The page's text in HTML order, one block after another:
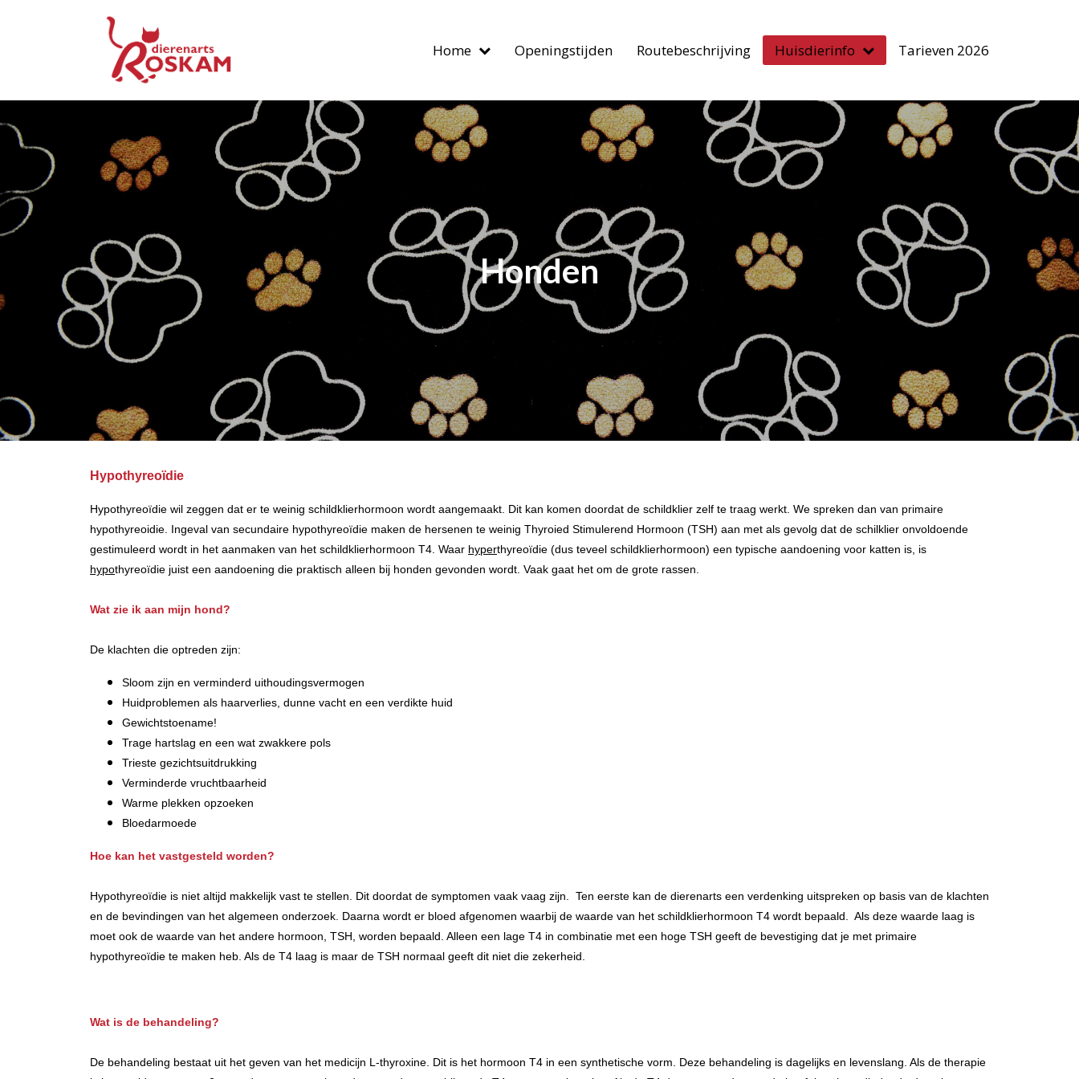
Home Openingstijden Routebeschrijving Huisdierinfo Tarieven 2026
Honden
Hypothyreoïdie
Hypothyreoïdie wil zeggen dat er te weinig schildklierhormoon wordt aangemaakt. Dit kan komen doordat de schildklier zelf te traag werkt. We spreken dan van primaire
hypothyreoidie. Ingeval van secundaire hypothyreoïdie maken de hersenen te weinig Thyroied Stimulerend Hormoon (TSH) aan met als gevolg dat de schilklier onvoldoende
gestimuleerd wordt in het aanmaken van het schildklierhormoon T4. Waar hyperthyreoïdie (dus teveel schildklierhormoon) een typische aandoening voor katten is, is
hypothyreoïdie juist een aandoening die praktisch alleen bij honden gevonden wordt. Vaak gaat het om de grote rassen.
Wat zie ik aan mijn hond?
De klachten die optreden zijn:
Sloom zijn en verminderd uithoudingsvermogen
Huidproblemen als haarverlies, dunne vacht en een verdikte huid
Gewichtstoename!
Trage hartslag en een wat zwakkere pols
Trieste gezichtsuitdrukking
Verminderde vruchtbaarheid
Warme plekken opzoeken
Bloedarmoede
Hoe kan het vastgesteld worden?
Hypothyreoïdie is niet altijd makkelijk vast te stellen. Dit doordat de symptomen vaak vaag zijn. Ten eerste kan de dierenarts een verdenking uitspreken op basis van de klachten
en de bevindingen van het algemeen onderzoek. Daarna wordt er bloed afgenomen waarbij de waarde van het schildklierhormoon T4 wordt bepaald. Als deze waarde laag is
moet ook de waarde van het andere hormoon, TSH, worden bepaald. Alleen een lage T4 in combinatie met een hoge TSH geeft de bevestiging dat je met primaire
hypothyreoïdie te maken heb. Als de T4 laag is maar de TSH normaal geeft dit niet die zekerheid.
Wat is de behandeling?
De behandeling bestaat uit het geven van het medicijn L-thyroxine. Dit is het hormoon T4 in een synthetische vorm. Deze behandeling is dagelijks en levenslang. Als de therapie